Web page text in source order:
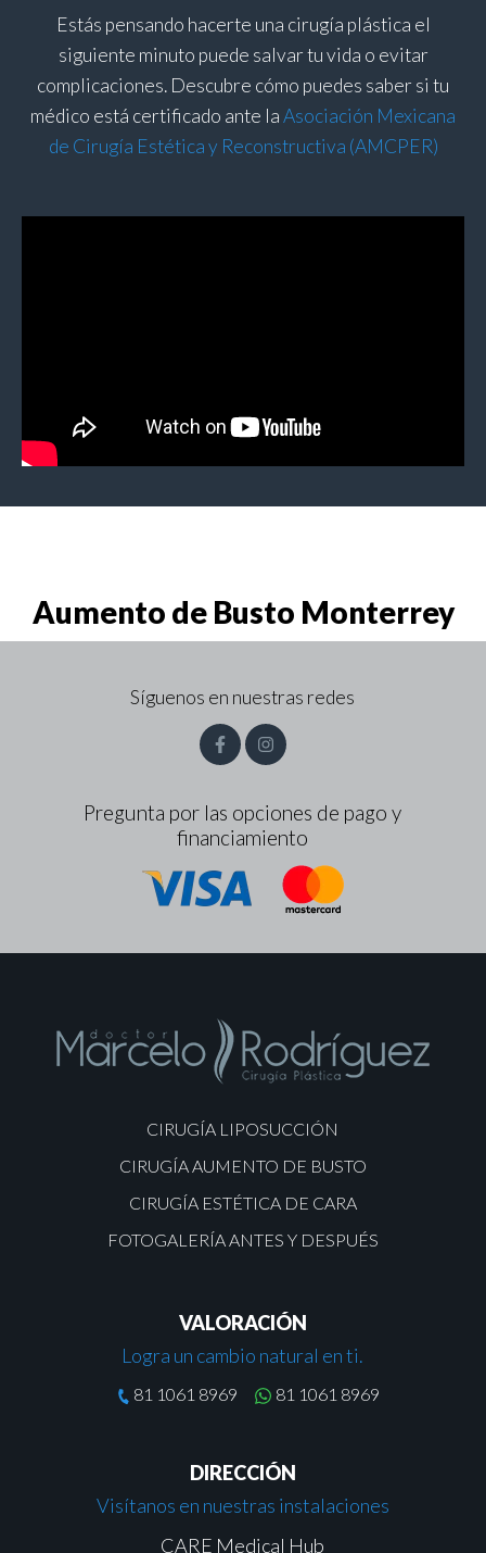
Estás pensando hacerte una cirugía plástica el
siguiente minuto puede salvar tu vida o evitar
complicaciones. Descubre cómo puedes saber si tu
médico está certificado ante laAsociación Mexicana
de Cirugía Estética y Reconstructiva (AMCPER)
Aumento de Busto Monterrey
Síguenos en nuestras redes
Pregunta por las opciones de pago y
financiamiento
CIRUGÍA LIPOSUCCIÓN
CIRUGÍA AUMENTO DE BUSTO
CIRUGÍA ESTÉTICA DE CARA
FOTOGALERÍA ANTES Y DESPUÉS
VALORACIÓN
Logra un cambio natural en ti.
81 1061 8969 81 1061 8969
DIRECCIÓN
Visítanos en nuestras instalaciones
CARE Medical Hub